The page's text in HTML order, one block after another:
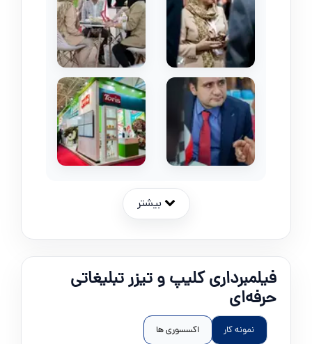
بیشتر
فیلمبرداری کلیپ و تیزر تبلیغاتی
حرفه‌ای
نمونه کار اکسسوری ها